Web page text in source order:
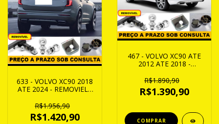
633 - VOLVO XC90 2018
ATE 2024 - REMOVIEL -
R$1.956,90
R$1.420,90
467 - VOLVO XC90 ATE
2012 ATE 2018 -
R$1.890,90
R$1.390,90